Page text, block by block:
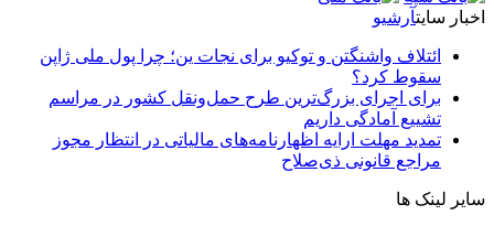
اخبار سایتآرشیو
ائتلاف واشنگتن و توکیو برای نجات ین؛ چرا پول ملی ژاپن
سقوط کرد؟
برای اجرای بزرگ‌ترین طرح حمل‌ونقل کشور در مراسم
تشییع آمادگی داریم
تمدید مهلت ارایه اظهارنامه‌های مالیاتی در انتظار مجوز
مراجع قانونی ذی‌‏صلاح
سایر لینک ها